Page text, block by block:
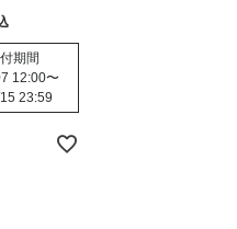
期間
12:00〜
23:59